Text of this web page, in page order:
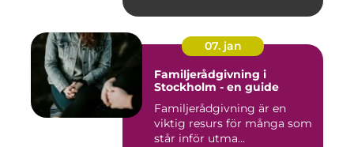
07. jan
Familjerådgivning i
Stockholm - en guide
Familjerådgivning är en
viktig resurs för många som
står inför utma...